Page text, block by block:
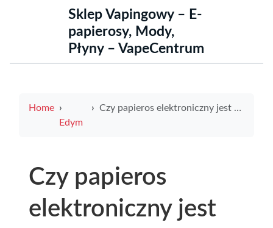
Sklep Vapingowy – E-
papierosy, Mody,
Płyny – VapeCentrum
Home
Edym
Czy papieros elektroniczny jest szkodliwy dla zdrowia – najnowsze fakty i opinie ekspertów
Czy papieros
elektroniczny jest